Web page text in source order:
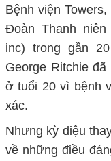
Bệnh viện
Đoàn Thanh niên
inc) trong gần
George Ritchie
ở tuổi 20 vì bệnh
xác.
Nhưng kỳ diệu
về những điều